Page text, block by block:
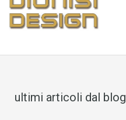
ultimi articoli dal blog